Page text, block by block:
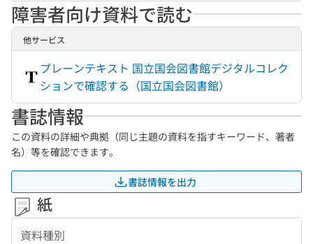
障害者向け資料で読む
他サービス
プレーンテキスト 国立国会図書館デジタルコレク
ションで確認する（国立国会図書館）
書誌情報
この資料の詳細や典拠（同じ主題の資料を指すキーワード、著者
名）等を確認できます。
書誌情報を出力
紙
資料種別